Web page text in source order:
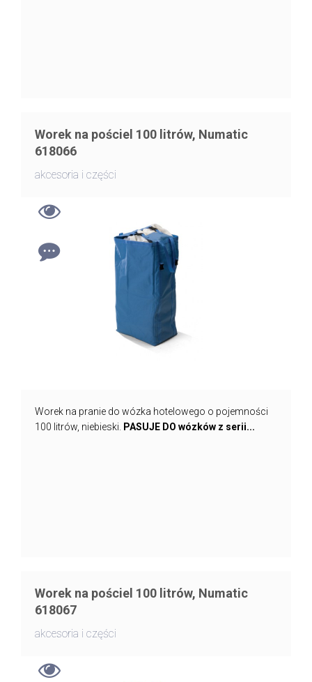
Worek na pościel 100 litrów, Numatic
618066
akcesoria i części
Worek na pranie do wózka hotelowego o pojemności
100 litrów, niebieski.
PASUJE DO wózków z serii...
Worek na pościel 100 litrów, Numatic
618067
akcesoria i części